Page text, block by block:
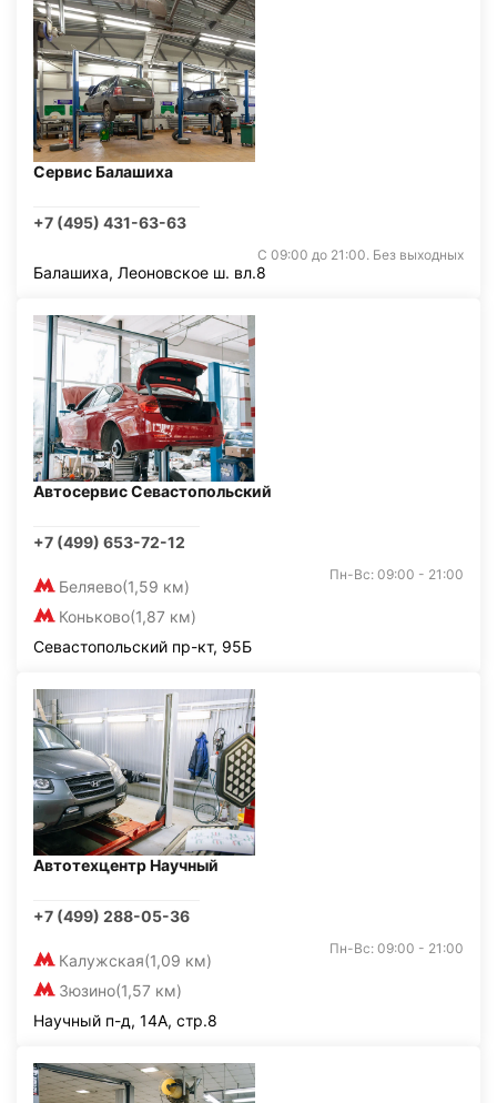
Сервис Балашиха
+7 (495) 431-63-63
С 09:00 до 21:00. Без выходных
Балашиха, Леоновское ш. вл.8
Автосервис Севастопольский
+7 (499) 653-72-12
Беляево(1,59 км)
Коньково(1,87 км)
Пн-Вс: 09:00 - 21:00
Севастопольский пр-кт, 95Б
Автотехцентр Научный
+7 (499) 288-05-36
Калужская(1,09 км)
Зюзино(1,57 км)
Пн-Вс: 09:00 - 21:00
Научный п-д, 14А, стр.8